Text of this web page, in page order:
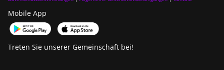
Mobile App
Treten Sie unserer Gemeinschaft bei!